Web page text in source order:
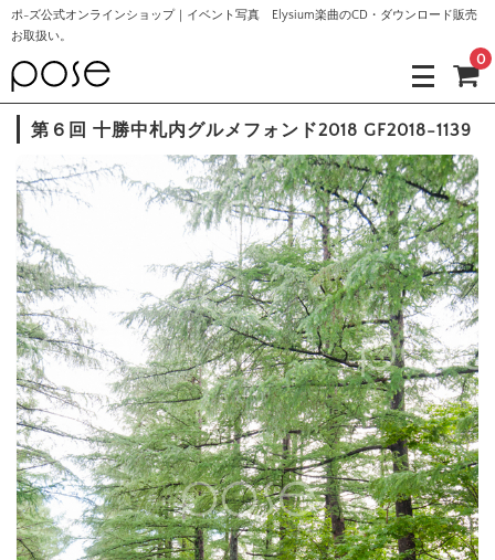
ポ-ズ公式オンラインショップ｜イベント写真 Elysium楽曲のCD・ダウンロード販売
お取扱い。
0
第６回 十勝中札内グルメフォンド2018 GF2018-1139